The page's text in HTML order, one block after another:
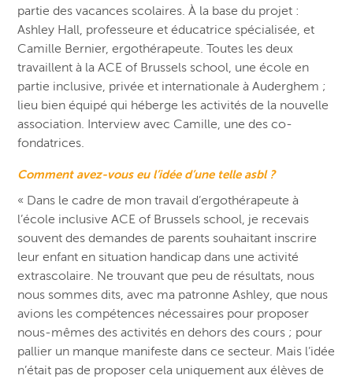
partie des vacances scolaires. À la base du projet :
Ashley Hall, professeure et éducatrice spécialisée, et
Camille Bernier, ergothérapeute. Toutes les deux
travaillent à la ACE of Brussels school, une école en
partie inclusive, privée et internationale à Auderghem ;
lieu bien équipé qui héberge les activités de la nouvelle
association. Interview avec Camille, une des co-
fondatrices.
Comment avez-vous eu l’idée d’une telle asbl ?
« Dans le cadre de mon travail d’ergothérapeute à
l’école inclusive ACE of Brussels school, je recevais
souvent des demandes de parents souhaitant inscrire
leur enfant en situation handicap dans une activité
extrascolaire. Ne trouvant que peu de résultats, nous
nous sommes dits, avec ma patronne Ashley, que nous
avions les compétences nécessaires pour proposer
nous-mêmes des activités en dehors des cours ; pour
pallier un manque manifeste dans ce secteur. Mais l’idée
n’était pas de proposer cela uniquement aux élèves de